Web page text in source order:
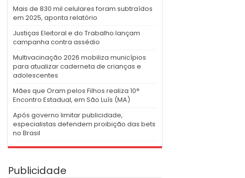
Mais de 830 mil celulares foram subtraídos
em 2025, aponta relatório
Justiças Eleitoral e do Trabalho lançam
campanha contra assédio
Multivacinação 2026 mobiliza municípios
para atualizar caderneta de crianças e
adolescentes
Mães que Oram pelos Filhos realiza 10°
Encontro Estadual, em São Luís (MA)
Após governo limitar publicidade,
especialistas defendem proibição das bets
no Brasil
Publicidade